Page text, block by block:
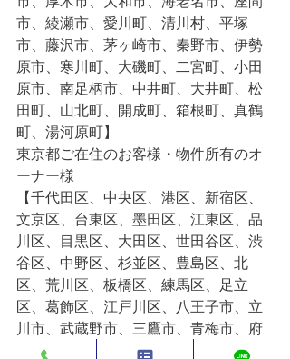
市、綾瀬市、愛川町、清川村、平塚
市、藤沢市、茅ヶ崎市、秦野市、伊勢
原市、寒川町、大磯町、二宮町、小田
原市、南足柄市、中井町、大井町、松
田町、山北町、開成町、箱根町、真鶴
町、湯河原町】
東京都ご在住のお客様・物件所有のオ
ーナー様
【千代田区、中央区、港区、新宿区、
文京区、台東区、墨田区、江東区、品
川区、目黒区、大田区、世田谷区、渋
谷区、中野区、杉並区、豊島区、北
区、荒川区、板橋区、練馬区、足立
区、葛飾区、江戸川区、八王子市、立
川市、武蔵野市、三鷹市、青梅市、府
中市、昭島市、調布市、町田市、小金